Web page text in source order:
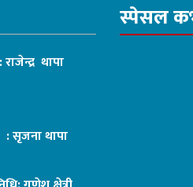
थापा
थापा
स्पेसल